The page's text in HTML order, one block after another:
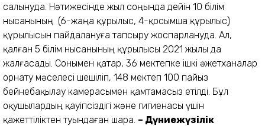
салынуда. Нәтижесінде жыл соңында дейін 10 білім
нысанының (6-жаңа құрылыс, 4-қосымша құрылыс)
құрылысын пайдалануға тапсыру жоспарлануда. Ал,
қалған 5 білім нысанының құрылысы 2021 жылы да
жалғасады. Сонымен қатар, 36 мектепке ішкі әжетханалар
орнату мәселесі шешіліп, 148 мектеп 100 пайыз
бейнебақылау камерасымен қамтамасыз етілді. Бұл
оқушылардың қауіпсіздігі және гигиенасы үшін
қажеттіліктен туындаған шара. – Дүниежүзілік